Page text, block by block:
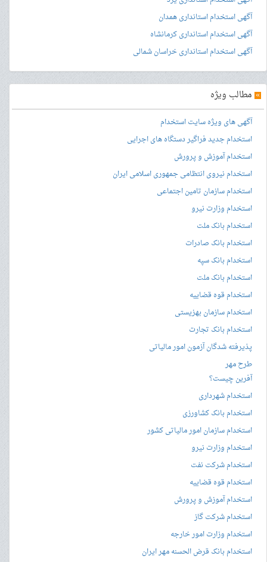
آگهی استخدام استانداری همدان
آگهی استخدام استانداری کرمانشاه
آگهی استخدام استانداری خراسان شمالی
» مطالب ویژه
آگهی های ویژه سایت استخدام
استخدام جدید فراگیر دستگاه های اجرایی
استخدام آموزش و پرورش
استخدام نیروی انتظامی جمهوری اسلامی ایران
استخدام سازمان تامین اجتماعی
استخدام وزارت نیرو
استخدام بانک ملت
استخدام بانک صادرات
استخدام بانک سپه
استخدام بانک ملت
استخدام قوه قضاییه
استخدام سازمان بهزیستی
استخدام بانک تجارت
پذیرفته شدگان آزمون امور مالیاتی
طرح مهر
آفرین چیست؟
استخدام شهرداری
استخدام بانک کشاورزی
استخدام سازمان امور مالیاتی کشور
استخدام وزارت نیرو
استخدام شرکت نفت
استخدام قوه قضاییه
استخدام آموزش و پرورش
استخدام شرکت گاز
استخدام وزارت امور خارجه
استخدام بانک قرض الحسنه مهر ایران